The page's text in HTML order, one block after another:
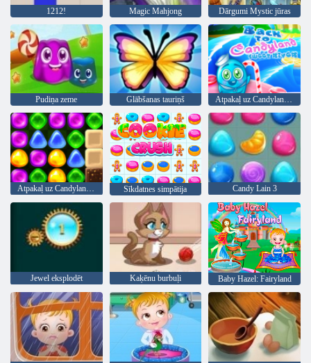
1212! Magic Mahjong Dārgumi Mystic jūras
Pudiņa zeme Glābšanas tauriņš Atpakaļ uz Candyland Sweet River
Atpakaļ uz Candyland 4: Lollipop Garden Sīkdatnes simpātija Candy Lain 3
Jewel eksplodēt Kaķēnu burbuļi Baby Hazel: Fairyland